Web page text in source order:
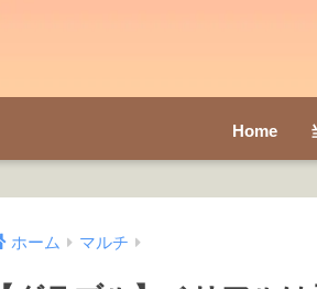
Home
ホーム マルチ